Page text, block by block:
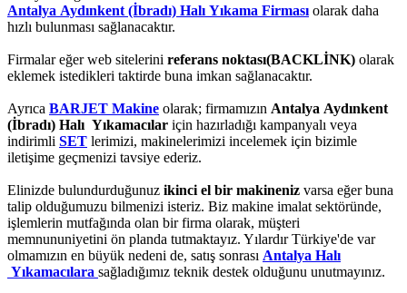
Antalya Aydınkent (İbradı) Halı Yıkama Firmasıolarak daha
hızlı bulunması sağlanacaktır.
Firmalar eğer web sitelerini referans noktası(BACKLİNK) olarak
eklemek istedikleri taktirde buna imkan sağlanacaktır.
Ayrıca BARJET Makine olarak; firmamızın Antalya Aydınkent
(İbradı) Halı Yıkamacılar için hazırladığı kampanyalı veya
indirimli SET lerimizi, makinelerimizi incelemek için bizimle
iletişime geçmenizi tavsiye ederiz.
Elinizde bulundurduğunuz ikinci el bir makineniz varsa eğer buna
talip olduğumuzu bilmenizi isteriz. Biz makine imalat sektöründe,
işlemlerin mutfağında olan bir firma olarak, müşteri
memnununiyetini ön planda tutmaktayız. Yılardır Türkiye'de var
olmamızın en büyük nedeni de, satış sonrası Antalya Halı
Yıkamacılara sağladığımız teknik destek olduğunu unutmayınız.